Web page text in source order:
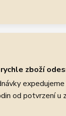
rychle zboží
od potvrzení u